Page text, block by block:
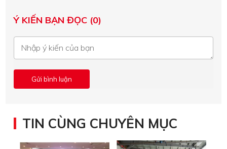
Ý KIẾN BẠN ĐỌC (0)
TIN CÙNG CHUYÊN MỤC